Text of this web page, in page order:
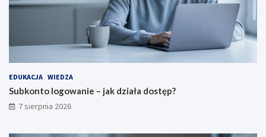
EDUKACJA WIEDZA
Subkonto logowanie – jak działa dostęp?
7 sierpnia 2026